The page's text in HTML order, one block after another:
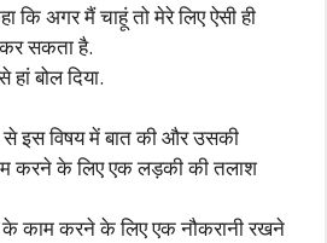
कि अगर मैं चाहूं तो मेरे लिए ऐसी ही
सकता है.
बोल दिया.
से इस विषय में बात की और उसकी
करने के लिए एक लड़की की तलाश
के काम करने के लिए एक नौकरानी रखने